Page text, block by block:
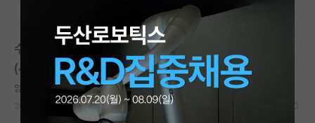
국내대학원 정보
연구실&오픈랩
커뮤니티
커뮤니티 홈
본문이 수정되지 않는 박제글입니다.
수면장애를 가진 전자담배흡연자 대상 연구참여자 모집
(사례있음!!)
얌전한 존 롤스
2025.01.22 0 906